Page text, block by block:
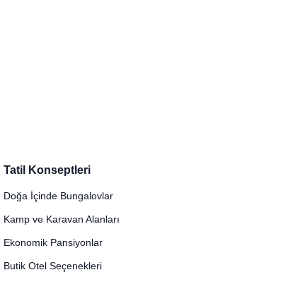
Tatil Konseptleri
Doğa İçinde Bungalovlar
Kamp ve Karavan Alanları
Ekonomik Pansiyonlar
Butik Otel Seçenekleri